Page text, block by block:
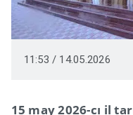
11:53 / 14.05.2026
15 may 2026-cı il